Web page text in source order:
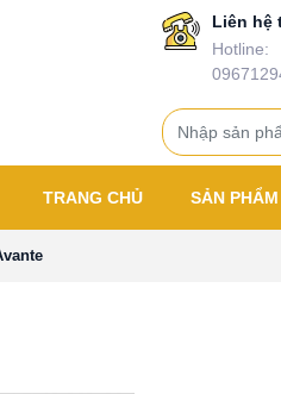
Liên hệ
Hotline:
TRANG CHỦ SẢN PHẨM